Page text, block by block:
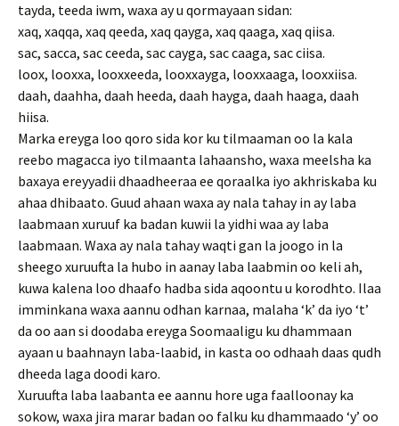
tayda, teeda iwm, waxa ay u qormayaan sidan:
xaq, xaqqa, xaq qeeda, xaq qayga, xaq qaaga, xaq qiisa.
sac, sacca, sac ceeda, sac cayga, sac caaga, sac ciisa.
loox, looxxa, looxxeeda, looxxayga, looxxaaga, looxxiisa.
daah, daahha, daah heeda, daah hayga, daah haaga, daah
hiisa.
Marka ereyga loo qoro sida kor ku tilmaaman oo la kala
reebo magacca iyo tilmaanta lahaansho, waxa meelsha ka
baxaya ereyyadii dhaadheeraa ee qoraalka iyo akhriskaba ku
ahaa dhibaato. Guud ahaan waxa ay nala tahay in ay laba
laabmaan xuruuf ka badan kuwii la yidhi waa ay laba
laabmaan. Waxa ay nala tahay waqti gan la joogo in la
sheego xuruufta la hubo in aanay laba laabmin oo keli ah,
kuwa kalena loo dhaafo hadba sida aqoontu u korodhto. Ilaa
imminkana waxa aannu odhan karnaa, malaha ‘k’ da iyo ‘t’
da oo aan si doodaba ereyga Soomaaligu ku dhammaan
ayaan u baahnayn laba-laabid, in kasta oo odhaah daas qudh
dheeda laga doodi karo.
Xuruufta laba laabanta ee aannu hore uga faalloonay ka
sokow, waxa jira marar badan oo falku ku dhammaado ‘y’ oo